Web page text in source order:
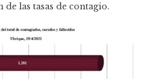
de las tasas de contagio.